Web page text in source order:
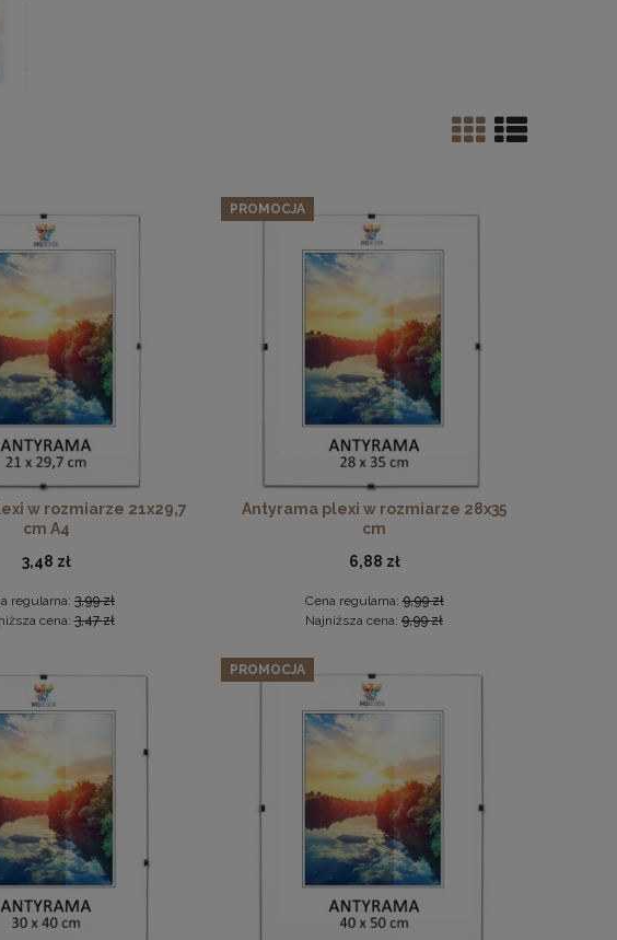
z naturalnego drewna
w rozmiarze 21x29,7
cm A4
3,48 zł
regularna: 3,99 zł
cena:3,47 zł
Antyrama plexi w rozmiarze 28x35
cm
6,88 zł
Cena regularna:9,99 zł
Najniższa cena: 9,99 zł
PROMOCJA
PROMOCJA